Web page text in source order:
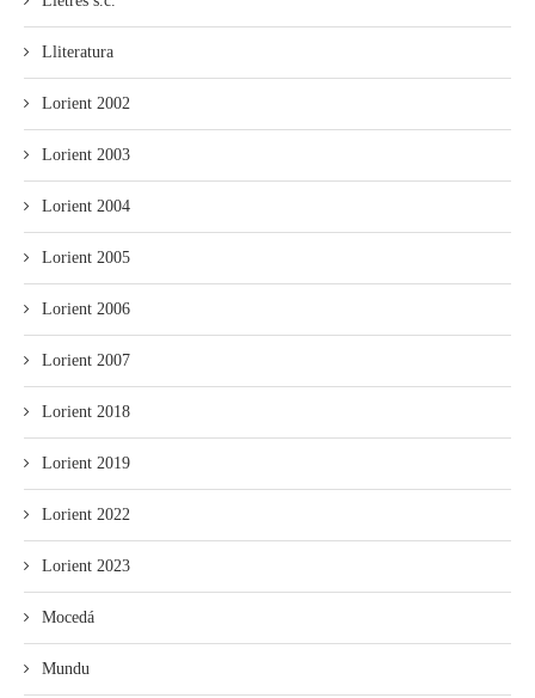
Lliteratura
Lorient 2002
Lorient 2003
Lorient 2004
Lorient 2005
Lorient 2006
Lorient 2007
Lorient 2018
Lorient 2019
Lorient 2022
Lorient 2023
Mocedá
Mundu